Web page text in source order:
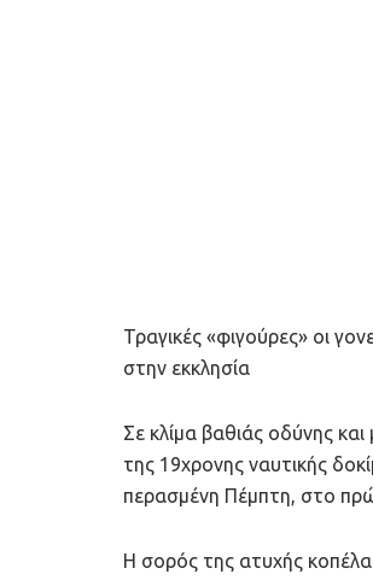
Τραγικές «φιγούρες» οι
στην εκκλησία
Σε κλίμα βαθιάς οδύνης
της 19χρονης ναυτικής
περασμένη Πέμπτη, στο
Η σορός της ατυχής